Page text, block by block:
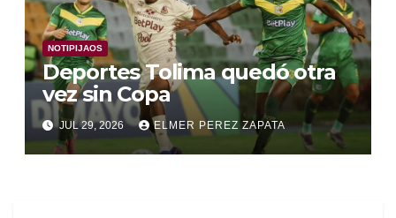
NOTIPIJAOS
Deportes Tolima quedó otra
vez sin Copa
JUL 29, 2026 ELMER PEREZ ZAPATA